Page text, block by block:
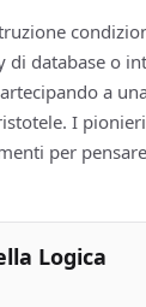
di database o
a
I
per
Logica